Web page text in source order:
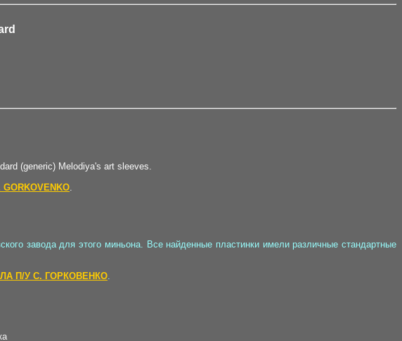
(generic) Melodiya's art sleeves.
.
завода для этого миньона. Все найденные пластинки имели различные стандартные
П/У С. ГОРКОВЕНКО.